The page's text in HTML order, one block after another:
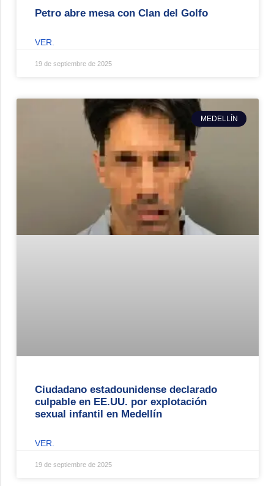
Petro abre mesa con Clan del Golfo
VER.
19 de septiembre de 2025
MEDELLÍN
Ciudadano estadounidense declarado
culpable en EE.UU. por explotación
sexual infantil en Medellín
VER.
19 de septiembre de 2025